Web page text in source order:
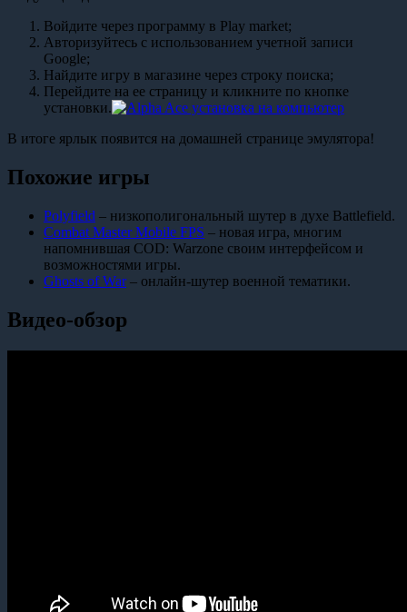
Войдите через программу в Play market;
Авторизуйтесь с использованием учетной записи
Google;
Найдите игру в магазине через строку поиска;
Перейдите на ее страницу и кликните по кнопке
установки.
В итоге ярлык появится на домашней странице эмулятора!
Похожие игры
Polyfield – низкополигональный шутер в духе Battlefield.
Combat Master Mobile FPS – новая игра, многим
напомнившая COD: Warzone своим интерфейсом и
возможностями игры.
Ghosts of War– онлайн-шутер военной тематики.
Видео-обзор